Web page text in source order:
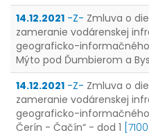
14.12.2021 -Z- Zmluva o
zameranie vodárenskej
geograficko-informačného
Mýto pod Ďumbierom a
14.12.2021 -Z- Zmluva o
zameranie vodárenskej
geograficko-informačného
Čerín - Čačín“ - dod 1